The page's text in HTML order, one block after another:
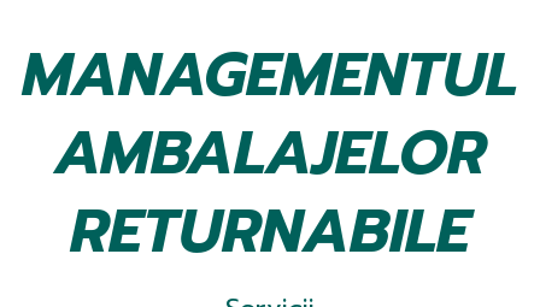
MANAGEMENTUL
AMBALAJELOR
RETURNABILE